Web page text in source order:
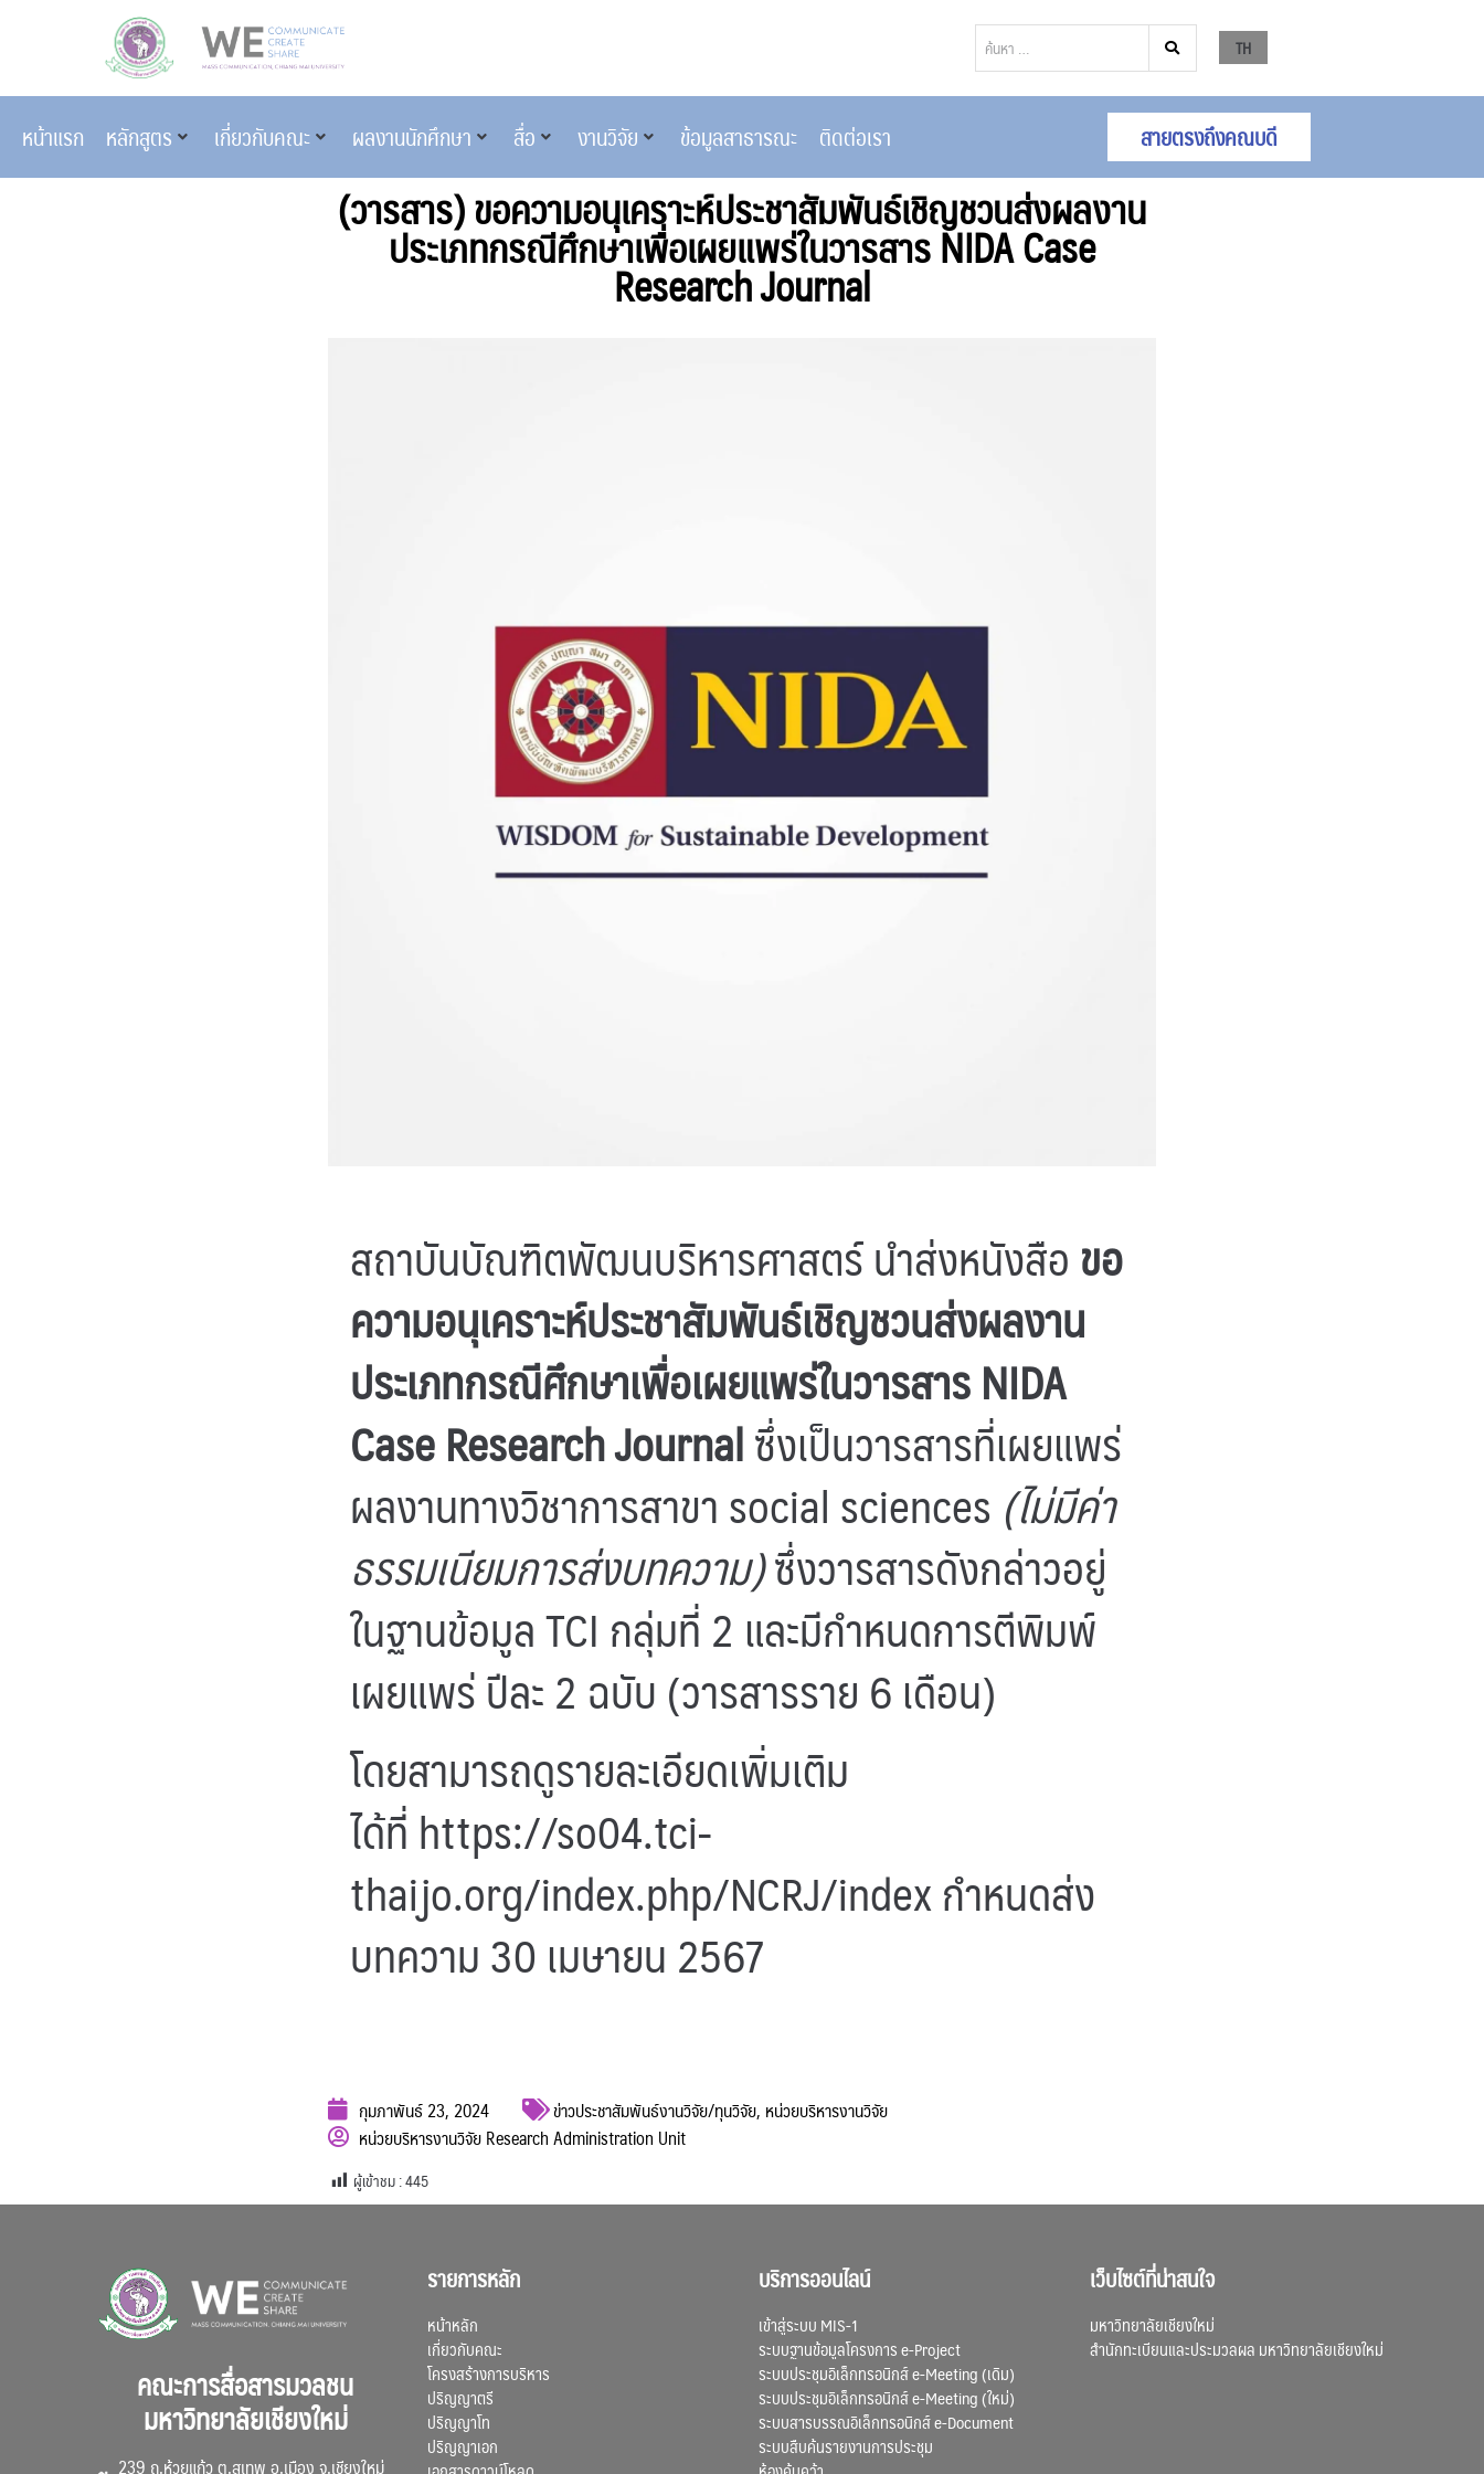
TH
หน้าแรก หลักสูตร เกี่ยวกับคณะ ผลงานนักศึกษา สื่อ งานวิจัย ข้อมูลสาธารณะ ติดต่อเรา สายตรงถึงคณบดี
(วารสาร) ขอความอนุเคราะห์ประชาสัมพันธ์เชิญชวนส่งผลงาน
ประเภทกรณีศึกษาเพื่อเผยแพร่ในวารสาร NIDA Case
Research Journal
สถาบันบัณฑิตพัฒนบริหารศาสตร์ นำส่งหนังสือขอ
ความอนุเคราะห์ประชาสัมพันธ์เชิญชวนส่งผลงาน
ประเภทกรณีศึกษาเพื่อเผยแพร่ในวารสาร NIDA
Case Research Journalซึ่งเป็นวารสารที่เผยแพร่
ผลงานทางวิชาการสาขา social sciences (ไม่มีค่า
ธรรมเนียมการส่งบทความ)ซึ่งวารสารดังกล่าวอยู่
ในฐานข้อมูล TCI กลุ่มที่ 2 และมีกำหนดการตีพิมพ์
เผยแพร่ ปีละ 2 ฉบับ (วารสารราย 6 เดือน)
โดยสามารถดูรายละเอียดเพิ่มเติม
ได้ที่https://so04.tci-
thaijo.org/index.php/NCRJ/indexกำหนดส่ง
บทความ 30 เมษายน 2567
กุมภาพันธ์ 23, 2024 ข่าวประชาสัมพันธ์งานวิจัย/ทุนวิจัย, หน่วยบริหารงานวิจัย
หน่วยบริหารงานวิจัย Research Administration Unit
ผู้เข้าชม :445
คณะการสื่อสารมวลชน
มหาวิทยาลัยเชียงใหม่
239 ถ.ห้วยแก้ว ต.สุเทพ อ.เมือง จ.เชียงใหม่
รายการหลัก
หน้าหลัก
เกี่ยวกับคณะ
โครงสร้างการบริหาร
ปริญญาตรี
ปริญญาโท
ปริญญาเอก
บริการออนไลน์
เข้าสู่ระบบ MIS-1
ระบบฐานข้อมูลโครงการ e-Project
ระบบประชุมอิเล็กทรอนิกส์ e-Meeting (เดิม)
ระบบประชุมอิเล็กทรอนิกส์ e-Meeting (ใหม่)
ระบบสารบรรณอิเล็กทรอนิกส์ e-Document
ระบบสืบค้นรายงานการประชุม
เว็บไซต์ที่น่าสนใจ
มหาวิทยาลัยเชียงใหม่
สำนักทะเบียนและประมวลผล มหาวิทยาลัยเชียงใหม่